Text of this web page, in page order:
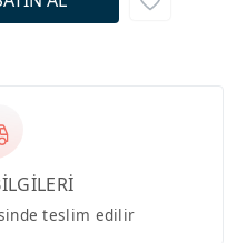
teslim edilir